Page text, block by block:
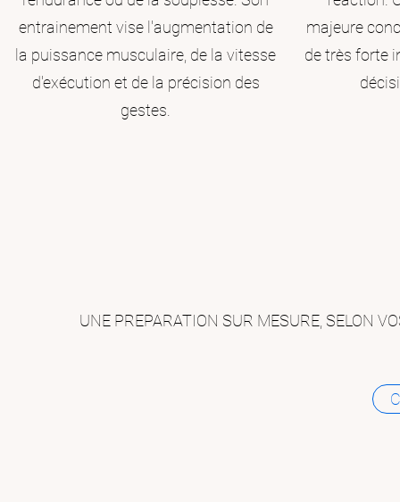
entrainement vise l'augmentation de
la puissance musculaire, de la vitesse
d'exécution et de la précision des
gestes.
majeure
de très forte
UNE PREPARATION SUR MESURE, SELON